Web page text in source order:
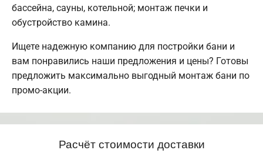
бассейна, сауны, котельной; монтаж печки и
обустройство камина.
Ищете надежную компанию для постройки бани и
вам понравились наши предложения и цены? Готовы
предложить максимально выгодный монтаж бани по
промо-акции.
Расчёт стоимости доставки